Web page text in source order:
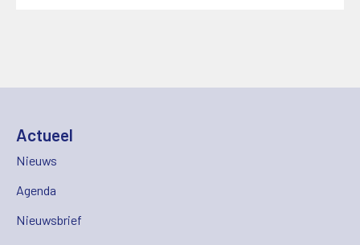
Actueel
Nieuws
Agenda
Nieuwsbrief